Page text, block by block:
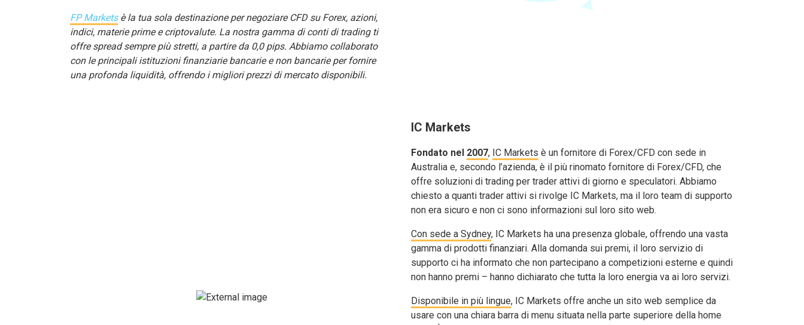
FP Marketsè la tua sola destinazione per negoziare CFD su Forex, azioni,
indici, materie prime e criptovalute. La nostra gamma di conti di trading ti
offre spread sempre più stretti, a partire da 0,0 pips. Abbiamo collaborato
con le principali istituzioni finanziarie bancarie e non bancarie per fornire
una profonda liquidità, offrendo i migliori prezzi di mercato disponibili.
IC Markets
Fondato nel 2007, IC Markets è un fornitore di Forex/CFD con sede in
Australia e, secondo l’azienda, è il più rinomato fornitore di Forex/CFD, che
offre soluzioni di trading per trader attivi di giorno e speculatori. Abbiamo
chiesto a quanti trader attivi si rivolge IC Markets, ma il loro team di supporto
non era sicuro e non ci sono informazioni sul loro sito web.
Con sede a Sydney, IC Markets ha una presenza globale, offrendo una vasta
gamma di prodotti finanziari. Alla domanda sui premi, il loro servizio di
supporto ci ha informato che non partecipano a competizioni esterne e quindi
non hanno premi – hanno dichiarato che tutta la loro energia va ai loro servizi.
Disponibile in più lingue, IC Markets offre anche un sito web semplice da
usare con una chiara barra di menu situata nella parte superiore della home